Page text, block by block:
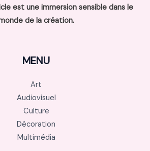
est une immersion sensible dans le
de la création.
MENU
Art
Audiovisuel
Culture
Décoration
Multimédia